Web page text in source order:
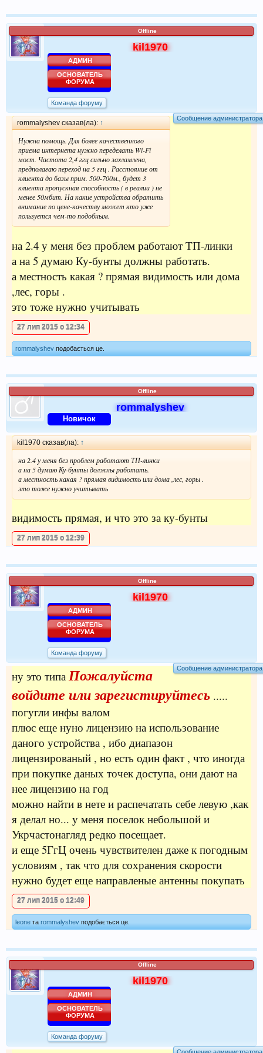
Offline
kil1970
АДМИН
ОСНОВАТЕЛЬ
ФОРУМА
Команда форуму
Сообщение администратора
rommalyshev сказав(ла):↑
Нужна помощь. Для более качественного
приема интернета нужно переделать Wi-Fi
мост. Частота 2,4 ггц сильно захламлена,
предполагаю переход на 5 ггц . Расстояние от
клиента до базы прим. 500-700м., будет 3
клиента пропускная способность ( в реалии ) не
менее 50мбит. На какие устройства обратить
внимание по цене-качеству может кто уже
пользуется чем-то подобным.
на 2.4 у меня без проблем работают ТП-линки
а на 5 думаю Ку-бунты должны работать.
а местность какая ? прямая видимость или дома
,лес, горы .
это тоже нужно учитывать
27 лип 2015 о 12:34
rommalyshev подобається це.
Offline
rommalyshev
Новичок
kil1970 сказав(ла): ↑
на 2.4 у меня без проблем работают ТП-линки
а на 5 думаю Ку-бунты должны работать.
а местность какая ? прямая видимость или дома ,лес, горы .
это тоже нужно учитывать
видимость прямая, и что это за ку-бунты
27 лип 2015 о 12:39
Offline
kil1970
АДМИН
ОСНОВАТЕЛЬ
ФОРУМА
Команда форуму
Сообщение администратора
ну это типа Пожалуйста
войдите или зарегистируйтесь .....
погугли инфы валом
плюс еще нуно лицензию на использование
даного устройства , ибо диапазон
лицензированый , но есть один факт , что иногда
при покупке даных точек доступа, они дают на
нее лицензию на год
можно найти в нете и распечатать себе левую ,как
я делал но... у меня поселок небольшой и
Укрчастонагляд редко посещает.
и еще 5ГгЦ очень чувствителен даже к погодным
условиям , так что для сохранения скорости
нужно будет еще направленые антенны покупать
27 лип 2015 о 12:49
leone та rommalyshev подобається це.
Offline
kil1970
АДМИН
ОСНОВАТЕЛЬ
ФОРУМА
Команда форуму